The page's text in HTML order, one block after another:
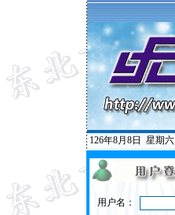
126年8月8日 星期六
用户名：